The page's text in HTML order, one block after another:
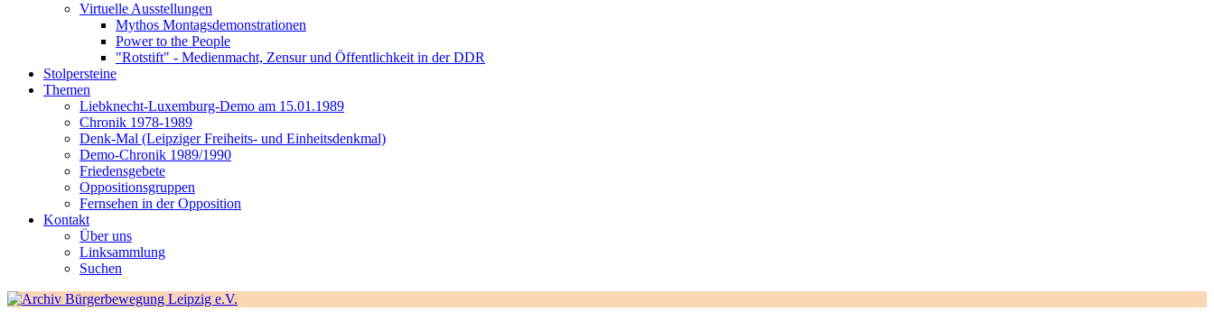
Virtuelle Ausstellungen
Mythos Montagsdemonstrationen
Power to the People
"Rotstift" - Medienmacht, Zensur und Öffentlichkeit in der DDR
Stolpersteine
Themen
Liebknecht-Luxemburg-Demo am 15.01.1989
Chronik 1978-1989
Denk-Mal (Leipziger Freiheits- und Einheitsdenkmal)
Demo-Chronik 1989/1990
Friedensgebete
Oppositionsgruppen
Fernsehen in der Opposition
Kontakt
Über uns
Linksammlung
Suchen